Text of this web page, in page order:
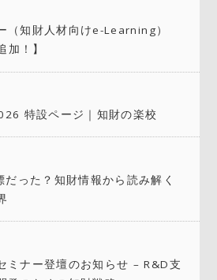
（知財人材向けe-Learning）
加！】
特設ページ｜知財の楽校
だった？知財情報から読み解く
ミナー登壇のお知らせ – R&D支